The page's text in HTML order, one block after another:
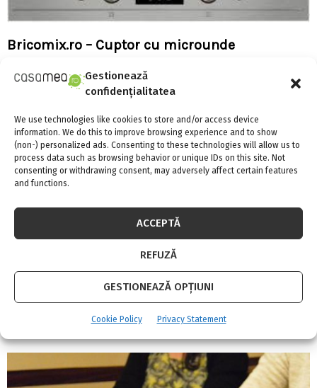
Gestionează
confidențialitatea
We use technologies like cookies to store and/or access device
information. We do this to improve browsing experience and to show
(non-) personalized ads. Consenting to these technologies will allow us to
process data such as browsing behavior or unique IDs on this site. Not
consenting or withdrawing consent, may adversely affect certain features
and functions.
ACCEPTĂ
REFUZĂ
GESTIONEAZĂ OPȚIUNI
Cookie Policy Privacy Statement
Bricomix.ro – Cuptor cu microunde
Fensterbau/Frontale 2010 din Nürnberg